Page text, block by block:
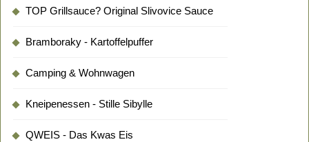
TOP Grillsauce? Original Slivovice Sauce
Bramboraky - Kartoffelpuffer
Camping & Wohnwagen
Kneipenessen - Stille Sibylle
QWEIS - Das Kwas Eis